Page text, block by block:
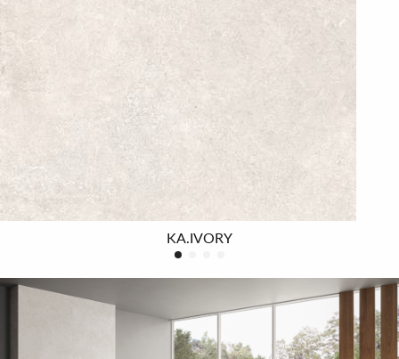
essentiel et soigné qui met en valeur l'atmosphère, en
créant des pièces au charme moderne et élégant.
Ceramiche Supergres a conçu Kalkarea pour tous ceux
qui aiment le charme de ces pierres et recherchent dans
le grès cérame un produit résistant, pratique et
hygiénique.
KA.IVORY